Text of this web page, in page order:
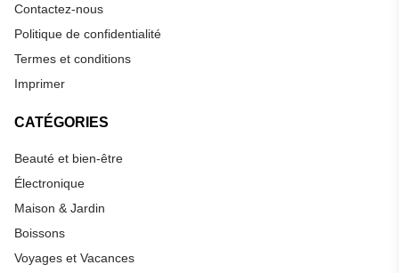
Contactez-nous
Politique de confidentialité
Termes et conditions
Imprimer
CATÉGORIES
Beauté et bien-être
Électronique
Maison & Jardin
Boissons
Voyages et Vacances